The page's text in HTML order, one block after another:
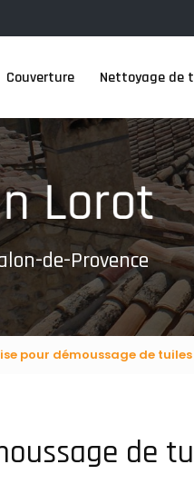
Couverture
Nettoyage de
de-Provence
pour démoussage de
de